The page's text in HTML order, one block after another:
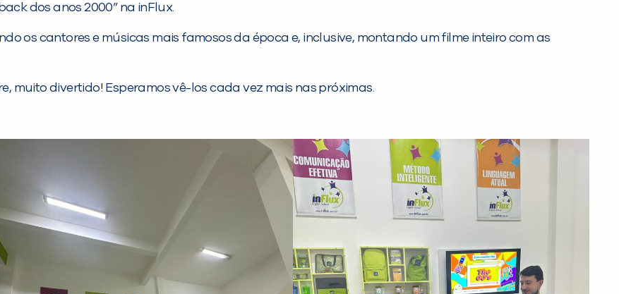
dos anos 2000” na inFlux.
os cantores e músicas mais famosos da época e, inclusive, montando um filme inteiro com as
muito divertido! Esperamos vê-los cada vez mais nas próximas.